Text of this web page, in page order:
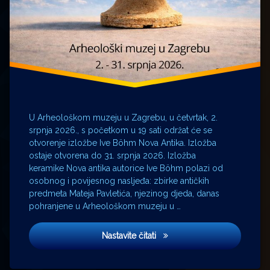
U Arheološkom muzeju u Zagrebu, u četvrtak, 2.
srpnja 2026., s početkom u 19 sati održat će se
otvorenje izložbe Ive Böhm Nova Antika. Izložba
ostaje otvorena do 31. srpnja 2026. Izložba
keramike Nova antika autorice Ive Böhm polazi od
osobnog i povijesnog nasljeđa: zbirke antičkih
predmeta Mateja Pavletića, njezinog djeda, danas
pohranjene u Arheološkom muzeju u …
Nastavite čitatiOtvorenje izložbe keramike